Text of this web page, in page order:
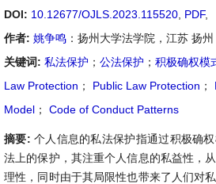
DOI: 10.12677/OJLS.2023.115520 PDF,
作者: 姚争鸣 ：扬州大学法学院，江苏 扬州
关键词: 私法保护 ； 公法保护 ； 积极确权模
Law Protection ； Public Law Protection ；
Model ； Code of Conduct Patterns
摘要: 个人信息的私法保护指通过积极确
法上的保护，其注重个人信息的私益性，
理性，同时由于其局限性也带来了人们对